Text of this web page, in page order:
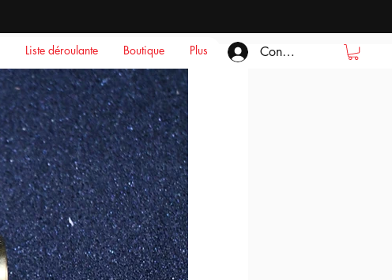
Liste déroulante Boutique Plus Connexion